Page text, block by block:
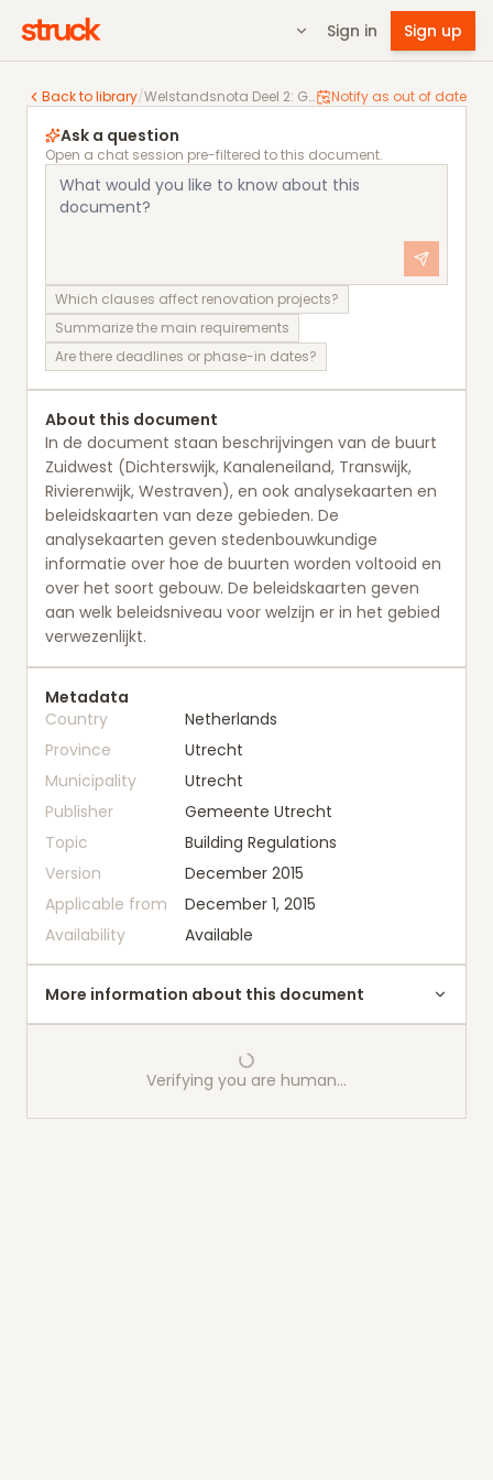
Sign in Sign up
Back to library/ Welstandsnota Deel 2: Gebiedsbeschrijving Zuidwest Notify as out of date
Welstandsnota Deel 2: Gebiedsbeschrijving Zuidwest
Ask a question
Open a chat session pre-filtered to this document.
Which clauses affect renovation projects?
Summarize the main requirements
Are there deadlines or phase-in dates?
About this document
In de document staan beschrijvingen van de buurt
Zuidwest (Dichterswijk, Kanaleneiland, Transwijk,
Rivierenwijk, Westraven), en ook analysekaarten en
beleidskaarten van deze gebieden. De
analysekaarten geven stedenbouwkundige
informatie over hoe de buurten worden voltooid en
over het soort gebouw. De beleidskaarten geven
aan welk beleidsniveau voor welzijn er in het gebied
verwezenlijkt.
Metadata
Country
Netherlands
Province
Utrecht
Municipality
Utrecht
Publisher
Gemeente Utrecht
Topic
Building Regulations
Version
December 2015
Applicable from
December 1, 2015
Availability
Available
More information about this document
Verifying you are human…